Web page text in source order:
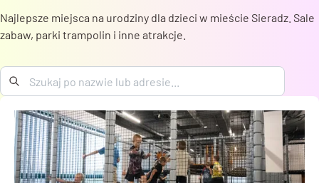
Najlepsze miejsca na urodziny dla dzieci w mieście Sieradz. Sale
zabaw, parki trampolin i inne atrakcje.